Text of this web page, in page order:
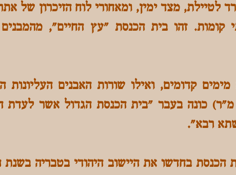
לטיילת, מצד ימין, ומאחורי לוח הזיכרון של
קומות. זהו בית הכנסת "עץ החיים",
קדומים, ואילו שורות האבנים
(בגודל של 15*15 מ"ר) כונה בעבר "בית הכנסת הגדול אשר
רבא".